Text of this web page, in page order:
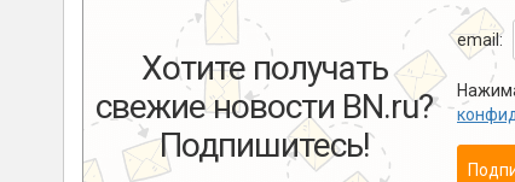
Хотите получать
свежие новости BN.ru?
Подпишитесь!
email: